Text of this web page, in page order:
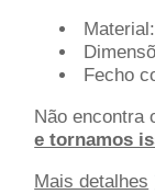
Fecho
Não encontra
e tornamos
Mais detalhes